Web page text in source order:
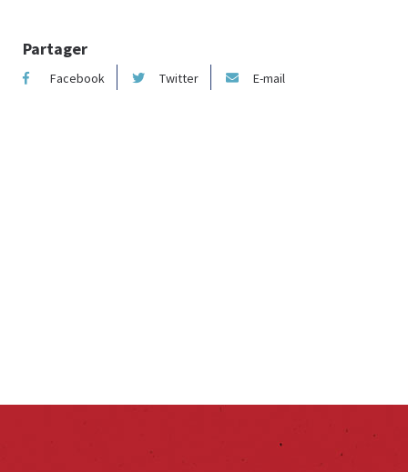
Partager
Facebook Twitter E-mail